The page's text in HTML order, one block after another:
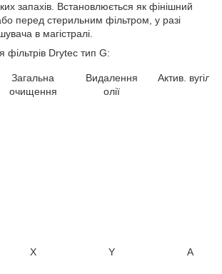
запахів. Встановлюється як фінішний
або перед стерильним фільтром, у разі
в магістралі.
Drytec тип G:
Загальна
очищення
Видалення
олії
Актив. вугілля
X Y A